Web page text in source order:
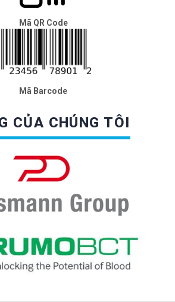
Mã QR Code
Mã Barcode
CỦA CHÚNG TÔI